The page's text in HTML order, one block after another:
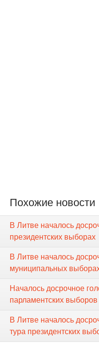
Похожие новости
В Литве началось
президентских выборах
В Литве началось
муниципальных
Началось досрочное
парламентских
В Литве началось
тура президентских